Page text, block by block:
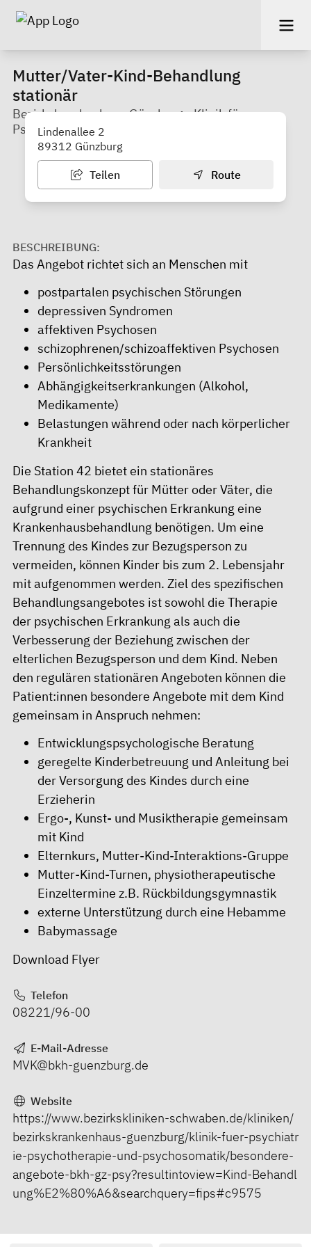
Mutter/Vater-Kind-Behandlung
stationär
Bezirkskrankenhaus Günzburg - Klinik für
Psychiatrie, Psychotherapie und Psychosomatik
Lindenallee 2
89312 Günzburg
Teilen Route
BESCHREIBUNG:
Das Angebot richtet sich an Menschen mit
postpartalen psychischen Störungen
depressiven Syndromen
affektiven Psychosen
schizophrenen/schizoaffektiven Psychosen
Persönlichkeitsstörungen
Abhängigkeitserkrankungen (Alkohol,
Medikamente)
Belastungen während oder nach körperlicher
Krankheit
Die Station 42 bietet ein stationäres
Behandlungskonzept für Mütter oder Väter, die
aufgrund einer psychischen Erkrankung eine
Krankenhausbehandlung benötigen. Um eine
Trennung des Kindes zur Bezugsperson zu
vermeiden, können Kinder bis zum 2. Lebensjahr
mit aufgenommen werden. Ziel des spezifischen
Behandlungsangebotes ist sowohl die Therapie
der psychischen Erkrankung als auch die
Verbesserung der Beziehung zwischen der
elterlichen Bezugsperson und dem Kind. Neben
den regulären stationären Angeboten können die
Patient:innen besondere Angebote mit dem Kind
gemeinsam in Anspruch nehmen:
Entwicklungspsychologische Beratung
geregelte Kinderbetreuung und Anleitung bei
der Versorgung des Kindes durch eine
Erzieherin
Ergo-, Kunst- und Musiktherapie gemeinsam
mit Kind
Elternkurs, Mutter-Kind-Interaktions-Gruppe
Mutter-Kind-Turnen, physiotherapeutische
Einzeltermine z.B. Rückbildungsgymnastik
externe Unterstützung durch eine Hebamme
Babymassage
Download Flyer
Telefon
08221/96-00
E-Mail-Adresse
MVK@bkh-guenzburg.de
Website
https://www.bezirkskliniken-schwaben.de/kliniken/
bezirkskrankenhaus-guenzburg/klinik-fuer-psychiatr
ie-psychotherapie-und-psychosomatik/besondere-
angebote-bkh-gz-psy?resultintoview=Kind-Behandl
ung%E2%80%A6&searchquery=fips#c9575